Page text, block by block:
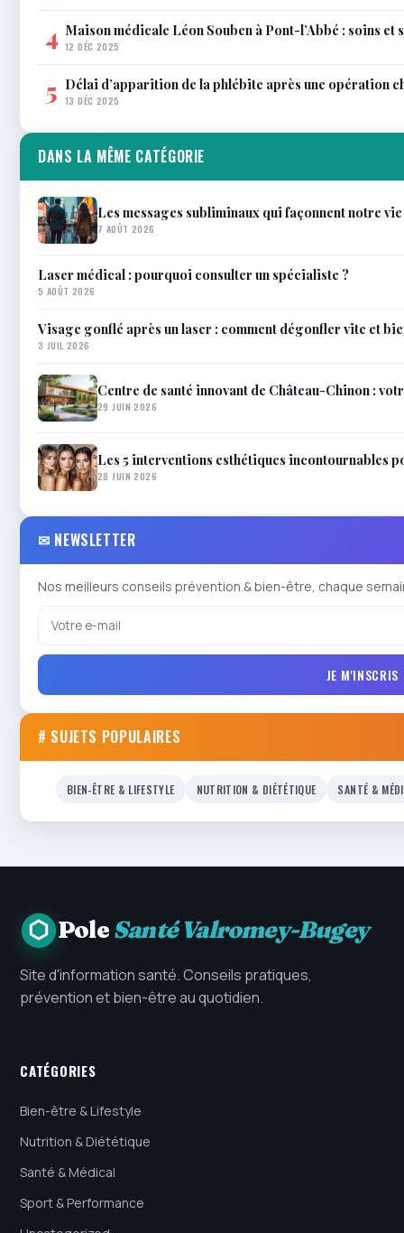
4 Maison médicale Léon Souben à Pont-l’Abbé : soins et
12 DÉC 2025
5 Délai d’apparition de la phlébite après une opération
13 DÉC 2025
DANS LA MÊME CATÉGORIE
Les messages subliminaux qui façonnent notre vie
7 AOÛT 2026
Laser médical : pourquoi consulter un spécialiste ?
5 AOÛT 2026
Visage gonflé après un laser : comment dégonfler vite et
3 JUIL 2026
Centre de santé innovant de Château-Chinon :
29 JUIN 2026
Les 5 interventions esthétiques incontournables
28 JUIN 2026
✉ NEWSLETTER
Nos meilleurs conseils prévention & bien-être, chaque
JE M'INSCRIS
# SUJETS POPULAIRES
BIEN-ÊTRE & LIFESTYLE NUTRITION & DIÉTÉTIQUE SANTÉ &
PoleSanté Valromey-Bugey
Site d'information santé. Conseils pratiques,
prévention et bien-être au quotidien.
CATÉGORIES
Bien-être & Lifestyle
Nutrition & Diététique
Santé & Médical
Sport & Performance